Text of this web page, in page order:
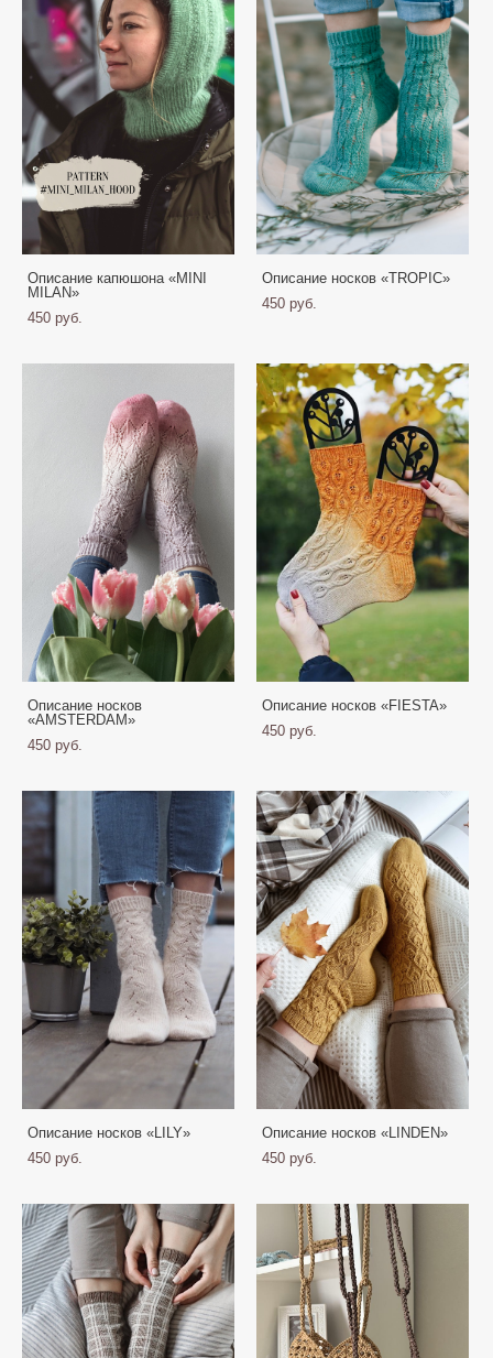
Описание капюшона «MINI
MILAN»
450 pуб.
Описание носков «TROPIC»
450 pуб.
Описание носков
«AMSTERDAM»
450 pуб.
Описание носков «FIESTA»
450 pуб.
Описание носков «LILY»
450 pуб.
Описание носков «LINDEN»
450 pуб.